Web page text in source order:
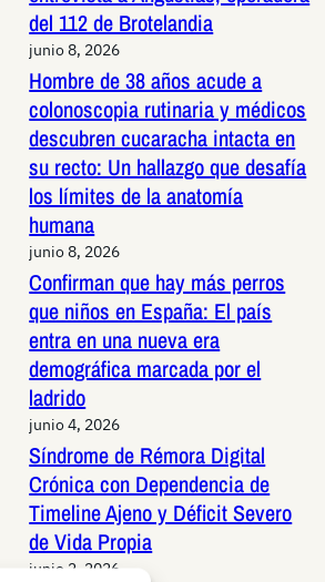
del 112 de Brotelandia
junio 8, 2026
Hombre de 38 años acude a
colonoscopia rutinaria y médicos
descubren cucaracha intacta en
su recto: Un hallazgo que desafía
los límites de la anatomía
humana
junio 8, 2026
Confirman que hay más perros
que niños en España: El país
entra en una nueva era
demográfica marcada por el
ladrido
junio 4, 2026
Síndrome de Rémora Digital
Crónica con Dependencia de
Timeline Ajeno y Déficit Severo
de Vida Propia
junio 2, 2026